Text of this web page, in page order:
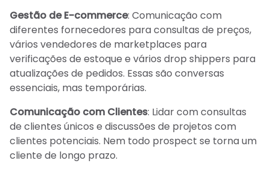
Gestão de E-commerce: Comunicação com
diferentes fornecedores para consultas de preços,
vários vendedores de marketplaces para
verificações de estoque e vários drop shippers para
atualizações de pedidos. Essas são conversas
essenciais, mas temporárias.
Comunicação com Clientes: Lidar com consultas
de clientes únicos e discussões de projetos com
clientes potenciais. Nem todo prospect se torna um
cliente de longo prazo.